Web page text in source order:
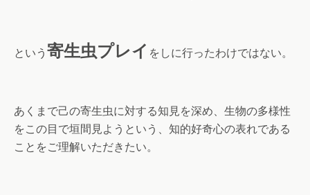
という 寄生虫プレイ をしに行ったわけではない。
あくまで己の寄生虫に対する知見を深め、生物の多様性
をこの目で垣間見ようという、知的好奇心の表れである
ことをご理解いただきたい。